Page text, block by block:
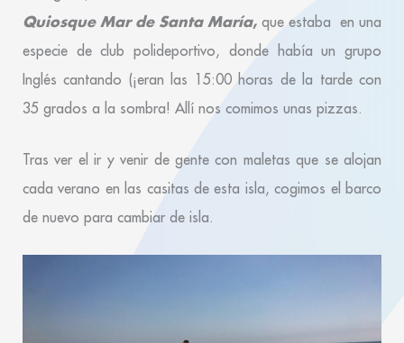
Quiosque Mar de Santa María, que estaba en una
especie de club polideportivo, donde había un grupo
Inglés cantando (¡eran las 15:00 horas de la tarde con
35 grados a la sombra! Allí nos comimos unas pizzas.
Tras ver el ir y venir de gente con maletas que se alojan
cada verano en las casitas de esta isla, cogimos el barco
de nuevo para cambiar de isla.